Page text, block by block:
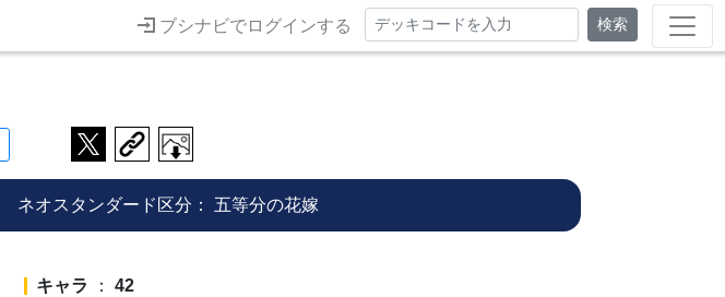
ブシナビでログインする 検索
ネオスタンダード区分： 五等分の花嫁
キャラ ： 42